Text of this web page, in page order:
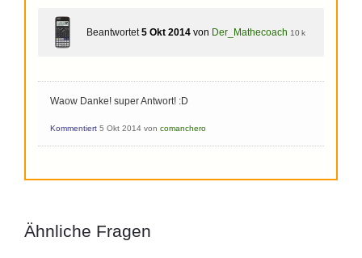
Beantwortet 5 Okt 2014 von Der_Mathecoach 10 k
Waow Danke! super Antwort! :D
Kommentiert 5 Okt 2014 von comanchero
Ähnliche Fragen